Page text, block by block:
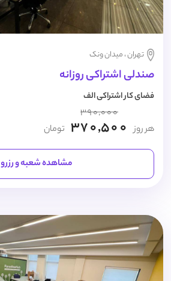
تهران ، میدان ونک
صندلی اشتراکی روزانه
فضای کار اشتراکی الف
هر روز
390,000
370,500 تومان
مشاهده شعبه و رزرو